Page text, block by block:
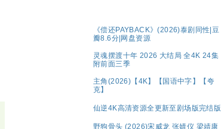
《偿还PAYBACK》(2026)泰剧同性|豆
瓣8.6分|网盘资源
灵魂摆渡十年 2026 大结局 全4K 24集
附前面三季
主角(2026)【4K】【国语中字】【夸
克】
仙逆4K高清资源全更新至剧场版完结版
野狗骨头 (2026)宋威龙 张婧仪 梁靖康